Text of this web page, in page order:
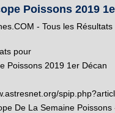
Poissons 2019
- Tous les
pour
Poissons 2019 1er Décan
De La Semaine